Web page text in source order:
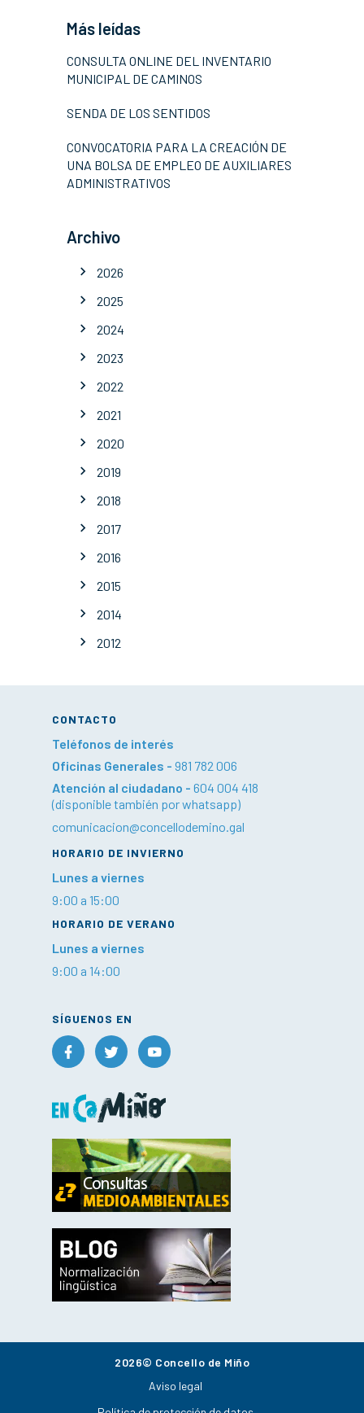
Más leídas
CONSULTA ONLINE DEL INVENTARIO
MUNICIPAL DE CAMINOS
SENDA DE LOS SENTIDOS
CONVOCATORIA PARA LA CREACIÓN DE
UNA BOLSA DE EMPLEO DE AUXILIARES
ADMINISTRATIVOS
Archivo
2026
2025
2024
2023
2022
2021
2020
2019
2018
2017
2016
2015
2014
2012
CONTACTO
Teléfonos de interés
Oficinas Generales - 981 782 006
Atención al ciudadano - 604 004 418
(disponible también por whatsapp)
comunicacion@concellodemino.gal
HORARIO DE INVIERNO
Lunes a viernes
9:00 a 15:00
HORARIO DE VERANO
Lunes a viernes
9:00 a 14:00
SÍGUENOS EN
2026© Concello de Miño
Aviso legal